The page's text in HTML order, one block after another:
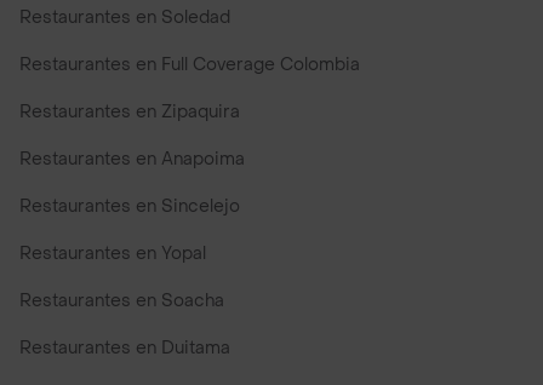
Restaurantes en Soledad
Restaurantes en Full Coverage Colombia
Restaurantes en Zipaquira
Restaurantes en Anapoima
Restaurantes en Sincelejo
Restaurantes en Yopal
Restaurantes en Soacha
Restaurantes en Duitama